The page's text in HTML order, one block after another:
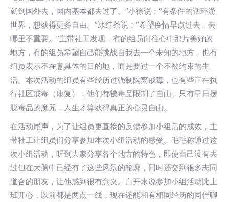
就到国外去，国内基本都去过了。”小徐说：“有条件的话环游
世界，想获得更多自由。”冰红茶说：“希望疫情早点过去，去
哪里不重要。”主带社工发现，有的组员向往心中那片美好的
地方，有的组员希望自己能挑战自我去一个未知的地方，也有
组员表示不在意具体的目的地，而是要过一个不被约束的生
活。本次活动的组员有些经历过强制隔离戒毒，也有些正在执
行社区戒毒（康复），他们都被毒品限制了自由，只有早日摆
脱毒品的魔咒，人生才算获得真正的心灵自由。
在活动尾声，为了让组员更直接的反馈参加小组后的成效，主
带社工让组员们分享参加本次小组活动的感受。毛毛称通过这
次小组活动，听到大家分享各个地方的特色，即使自己没有去
过但在大脑中已经有了这些风景的轮廓，同时还交到很多志同
道合的朋友，让他感到很有意义。白开水说参加小组活动比上
班开心，以前都是两点一线，现在还能和有相同经历的同伴聊